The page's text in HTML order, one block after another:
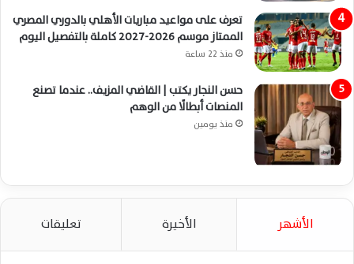
تعرف على مواعيد مباريات الأهلي بالدوري المصري
الممتاز موسم 2026-2027 كاملة بالتفصيل اليوم
منذ 22 ساعة
حسن النجار يكتب | القاضي المزيف.. عندما تصنع
المنصات أبطالًا من الوهم
منذ يومين
الأشهر الأخيرة تعليقات